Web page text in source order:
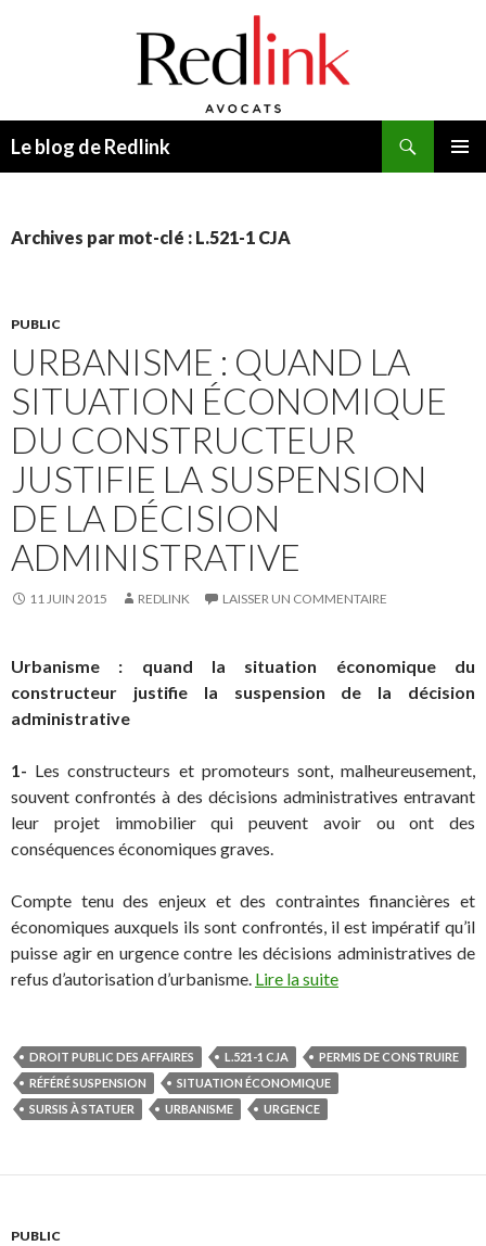
Le blog de Redlink
Archives par mot-clé : L.521-1 CJA
PUBLIC
URBANISME : QUAND LA
SITUATION ÉCONOMIQUE
DU CONSTRUCTEUR
JUSTIFIE LA SUSPENSION
DE LA DÉCISION
ADMINISTRATIVE
11 JUIN 2015 REDLINK LAISSER UN COMMENTAIRE
Urbanisme : quand la situation économique du
constructeur justifie la suspension de la décision
administrative
1- Les constructeurs et promoteurs sont, malheureusement,
souvent confrontés à des décisions administratives entravant
leur projet immobilier qui peuvent avoir ou ont des
conséquences économiques graves.
Compte tenu des enjeux et des contraintes financières et
économiques auxquels ils sont confrontés, il est impératif qu’il
puisse agir en urgence contre les décisions administratives de
refus d’autorisation d’urbanisme. Lire la suite
DROIT PUBLIC DES AFFAIRES L.521-1 CJA
PERMIS DE CONSTRUIRE
RÉFÉRÉ SUSPENSION
SITUATION ÉCONOMIQUE
SURSIS À STATUER
URBANISME URGENCE
PUBLIC